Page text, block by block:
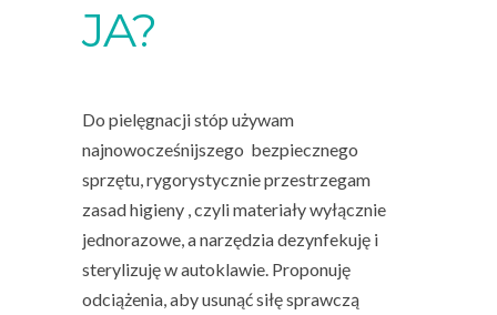
JA?
Do pielęgnacji stóp używam
najnowocześnijszego bezpiecznego
sprzętu, rygorystycznie przestrzegam
zasad higieny , czyli materiały wyłącznie
jednorazowe, a narzędzia dezynfekuję i
sterylizuję w autoklawie. Proponuję
odciążenia, aby usunąć siłę sprawczą